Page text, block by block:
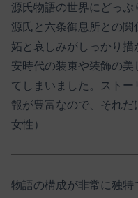
源氏物語の世界にどっ
源氏と六条御息所との
妬と哀しみがしっかり
安時代の装束や装飾の
てしまいました。スト
報が豊富なので、それ
女性）
物語の構成が非常に独特